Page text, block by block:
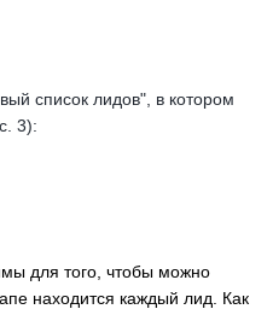
список лидов", в котором
3):
для того, чтобы можно
находится каждый лид. Как